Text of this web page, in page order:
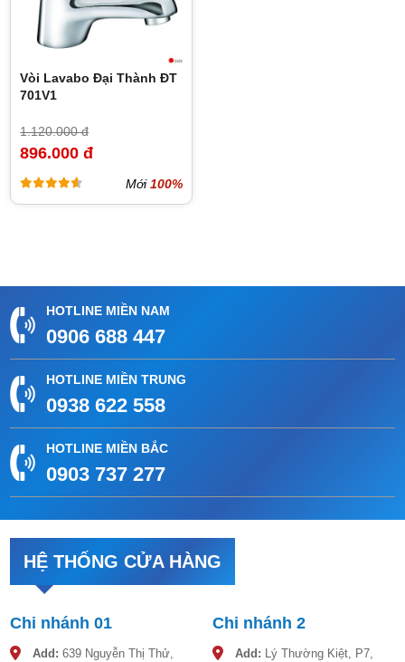
Vòi Lavabo Đại Thành ĐT
701V1
1.120.000 đ
896.000 đ
Mới100%
HOTLINE MIỀN NAM
0906 688 447
HOTLINE MIỀN TRUNG
0938 622 558
HOTLINE MIỀN BẮC
0903 737 277
HỆ THỐNG CỬA HÀNG
Chi nhánh 01
Add: 639 Nguyễn Thị Thử,
Chi nhánh 2
Add: Lý Thường Kiệt, P7,